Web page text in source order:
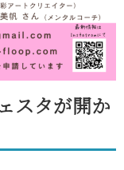
スタが開か